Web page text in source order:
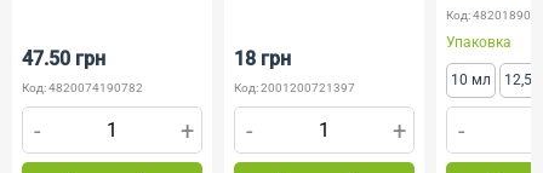
47.50 грн
Код: 4820074190782
- +
18 грн
Код: 2001200721397
- +
Код:
Упаковка
10 мл 12,5
-